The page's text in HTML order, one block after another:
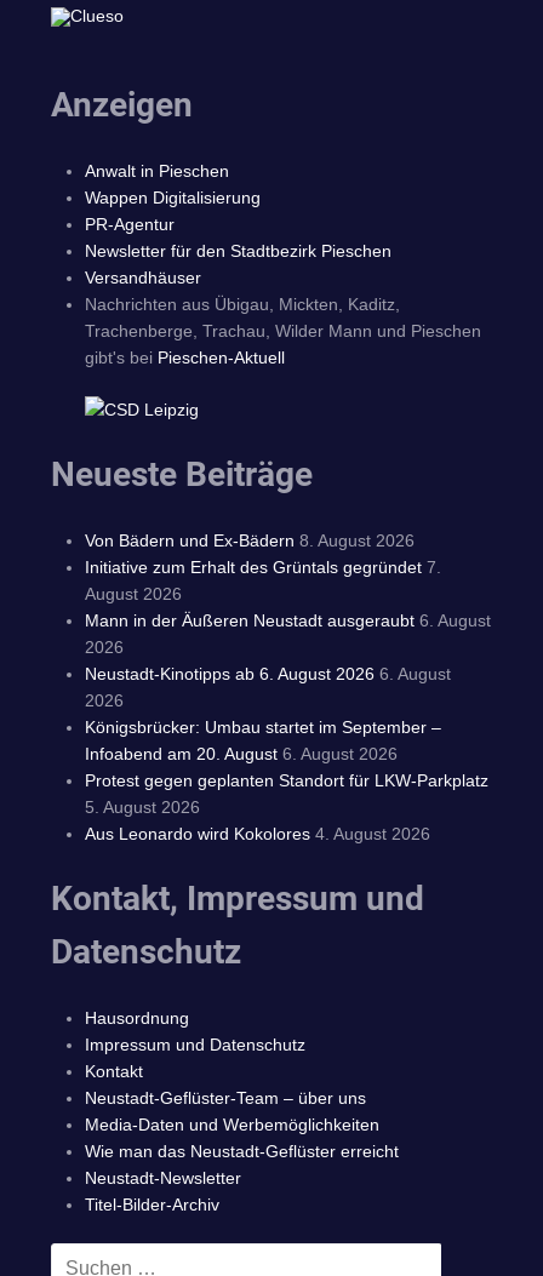
Anzeigen
Anwalt in Pieschen
Wappen Digitalisierung
PR-Agentur
Newsletter für den Stadtbezirk Pieschen
Versandhäuser
Nachrichten aus Übigau, Mickten, Kaditz,
Trachenberge, Trachau, Wilder Mann und Pieschen
gibt's bei Pieschen-Aktuell
Neueste Beiträge
Von Bädern und Ex-Bädern 8. August 2026
Initiative zum Erhalt des Grüntals gegründet 7.
August 2026
Mann in der Äußeren Neustadt ausgeraubt 6. August
2026
Neustadt-Kinotipps ab 6. August 2026 6. August
2026
Königsbrücker: Umbau startet im September –
Infoabend am 20. August 6. August 2026
Protest gegen geplanten Standort für LKW-Parkplatz
5. August 2026
Aus Leonardo wird Kokolores 4. August 2026
Kontakt, Impressum und
Datenschutz
Hausordnung
Impressum und Datenschutz
Kontakt
Neustadt-Geflüster-Team – über uns
Media-Daten und Werbemöglichkeiten
Wie man das Neustadt-Geflüster erreicht
Neustadt-Newsletter
Titel-Bilder-Archiv
Suchen